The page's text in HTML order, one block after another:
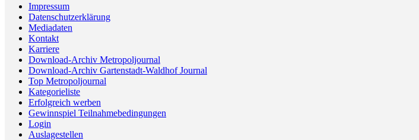
Impressum
Datenschutzerklärung
Mediadaten
Kontakt
Karriere
Download-Archiv Metropoljournal
Download-Archiv Gartenstadt-Waldhof Journal
Top Metropoljournal
Kategorieliste
Erfolgreich werben
Gewinnspiel Teilnahmebedingungen
Login
Auslagestellen